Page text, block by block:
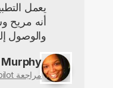
يعمل
أنه مريح
والوصول
مراجعة Trustpilot (مترجمة من الإنجليزية)